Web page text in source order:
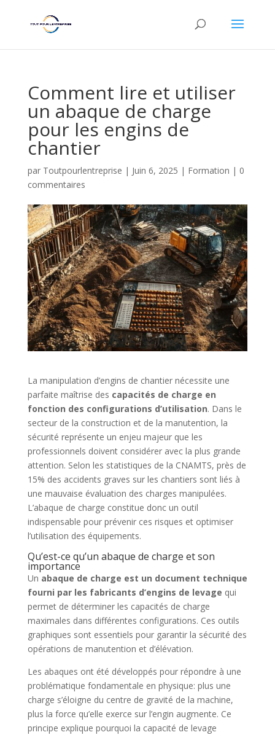
Comment lire et utiliser
un abaque de charge
pour les engins de
chantier
par Toutpourlentreprise | Juin 6, 2025 | Formation | 0
commentaires
La manipulation d’engins de chantier nécessite une
parfaite maîtrise des capacités de charge en
fonction des configurations d’utilisation. Dans le
secteur de la construction et de la manutention, la
sécurité représente un enjeu majeur que les
professionnels doivent considérer avec la plus grande
attention. Selon les statistiques de la CNAMTS, près de
15% des accidents graves sur les chantiers sont liés à
une mauvaise évaluation des charges manipulées.
L’abaque de charge constitue donc un outil
indispensable pour prévenir ces risques et optimiser
l’utilisation des équipements.
Qu’est-ce qu’un abaque de charge et son
importance
Un abaque de charge est un document technique
fourni par les fabricants d’engins de levage qui
permet de déterminer les capacités de charge
maximales dans différentes configurations. Ces outils
graphiques sont essentiels pour garantir la sécurité des
opérations de manutention et d’élévation.
Les abaques ont été développés pour répondre à une
problématique fondamentale en physique: plus une
charge s’éloigne du centre de gravité de la machine,
plus la force qu’elle exerce sur l’engin augmente. Ce
principe explique pourquoi la capacité de levage